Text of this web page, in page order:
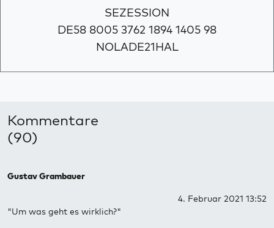
SEZESSION
DE58 8005 3762 1894 1405 98
NOLADE21HAL
Kommentare
(90)
Gustav Grambauer
4. Februar 2021 13:52
"Um was geht es wirklich?"